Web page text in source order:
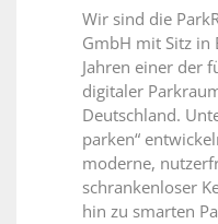
Wir sind die
GmbH mit Sitz in
Jahren einer der
digitaler
Deutschland.
parken“
moderne,
schrankenloser
hin zu smarten